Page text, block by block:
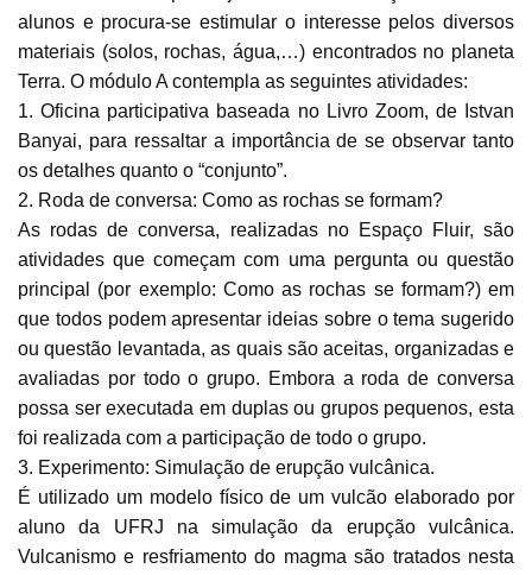
alunos e procura-se estimular o interesse pelos diversos
materiais (solos, rochas, água,…) encontrados no planeta
Terra. O módulo A contempla as seguintes atividades:
1. Oficina participativa baseada no Livro Zoom, de Istvan
Banyai, para ressaltar a importância de se observar tanto
os detalhes quanto o “conjunto”.
2. Roda de conversa: Como as rochas se formam?
As rodas de conversa, realizadas no Espaço Fluir, são
atividades que começam com uma pergunta ou questão
principal (por exemplo: Como as rochas se formam?) em
que todos podem apresentar ideias sobre o tema sugerido
ou questão levantada, as quais são aceitas, organizadas e
avaliadas por todo o grupo. Embora a roda de conversa
possa ser executada em duplas ou grupos pequenos, esta
foi realizada com a participação de todo o grupo.
3. Experimento: Simulação de erupção vulcânica.
É utilizado um modelo físico de um vulcão elaborado por
aluno da UFRJ na simulação da erupção vulcânica.
Vulcanismo e resfriamento do magma são tratados nesta